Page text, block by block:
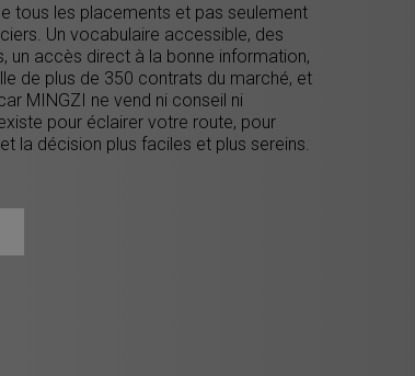
tous les placements et pas seulement
Un vocabulaire accessible, des
un accès direct à la bonne information,
de plus de 350 contrats du marché, et
MINGZI ne vend ni conseil ni
pour éclairer votre route, pour
la décision plus faciles et plus sereins.